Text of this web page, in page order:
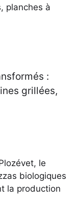
planches à
:
grillées,
le
biologiques
la production